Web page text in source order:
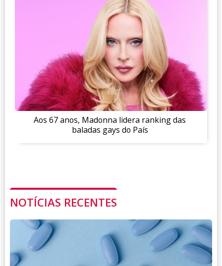
Aos 67 anos, Madonna lidera ranking das
baladas gays do País
NOTÍCIAS RECENTES